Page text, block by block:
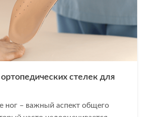
стелек для
ног – важный аспект общего